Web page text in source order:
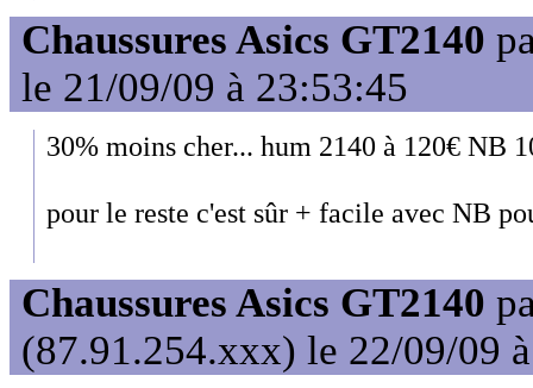
Chaussures Asics GT2140
le 21/09/09 à 23:53:45
30% moins cher... hum 2140 à 120€ NB
pour le reste c'est sûr + facile avec NB
Chaussures Asics GT2140
(87.91.254.xxx) le 22/09/09